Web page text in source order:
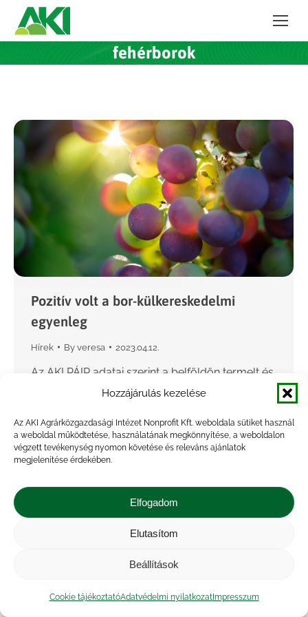
Hozzájárulás kezelése
Az AKI Agrárközgazdasági Intézet Nonprofit Kft. weboldala sütiket használ
a weboldal működtetése, használatának megkönnyítése, a weboldalon
végzett tevékenység nyomon követése és releváns ajánlatok
megjelenítése érdekében.
Elfogadom
Elutasítom
Beállítások
Cookie tájékoztatóAdatvédelmi nyilatkozatImpresszum
fehérborok
Pozitív volt a bor-külkereskedelmi
egyenleg
Hírek By veresa 2023.04.12.
Az AKI PÁIR adatai szerint a belföldön termelt és
belföldön értékesített földrajzi jelzés nélküli,
ellátott borok értékesítési ára csaknem 4
százalékkal 25,3 ezer…